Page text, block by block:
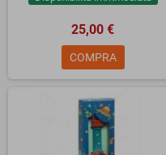
25,00 €
COMPRA